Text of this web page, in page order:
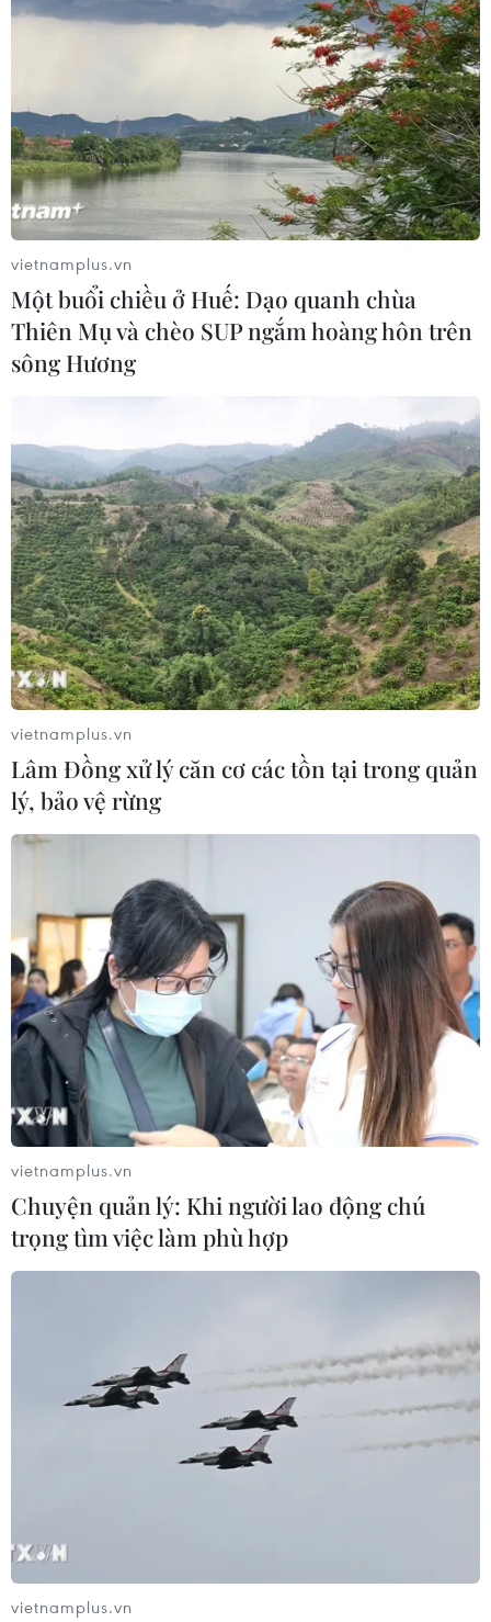
TIN CÙNG CHUYÊN MỤC
đường kết nối sân bay Long Thành
vietnamplus.vn
Một buổi chiều ở Huế: Dạo quanh chùa
Thiên Mụ và chèo SUP ngắm hoàng hôn trên
sông Hương
vietnamplus.vn
Lâm Đồng xử lý căn cơ các tồn tại trong quản
lý, bảo vệ rừng
vietnamplus.vn
Chuyện quản lý: Khi người lao động chú
trọng tìm việc làm phù hợp
vietnamplus.vn